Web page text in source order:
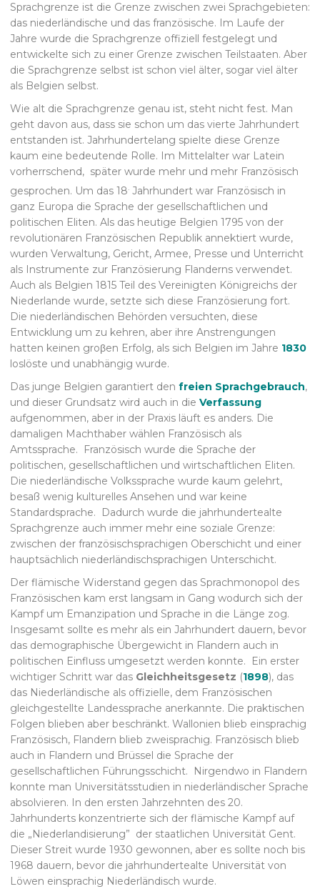
Sprachgrenze ist die Grenze zwischen zwei Sprachgebieten:
das niederländische und das französische. Im Laufe der
Jahre wurde die Sprachgrenze offiziell festgelegt und
entwickelte sich zu einer Grenze zwischen Teilstaaten. Aber
die Sprachgrenze selbst ist schon viel älter, sogar viel älter
als Belgien selbst.
Wie alt die Sprachgrenze genau ist, steht nicht fest. Man
geht davon aus, dass sie schon um das vierte Jahrhundert
entstanden ist. Jahrhundertelang spielte diese Grenze
kaum eine bedeutende Rolle. Im Mittelalter war Latein
vorherrschend, später wurde mehr und mehr Französisch
gesprochen. Um das 18.Jahrhundert war Französisch in
ganz Europa die Sprache der gesellschaftlichen und
politischen Eliten. Als das heutige Belgien 1795 von der
revolutionären Französischen Republik annektiert wurde,
wurden Verwaltung, Gericht, Armee, Presse und Unterricht
als Instrumente zur Französierung Flanderns verwendet.
Auch als Belgien 1815 Teil des Vereinigten Königreichs der
Niederlande wurde, setzte sich diese Französierung fort.
Die niederländischen Behörden versuchten, diese
Entwicklung um zu kehren, aber ihre Anstrengungen
hatten keinen groβen Erfolg, als sich Belgien im Jahre 1830
loslöste und unabhängig wurde.
Das junge Belgien garantiert den freien Sprachgebrauch,
und dieser Grundsatz wird auch in die Verfassung
aufgenommen, aber in der Praxis läuft es anders. Die
damaligen Machthaber wählen Französisch als
Amtssprache. Französisch wurde die Sprache der
politischen, gesellschaftlichen und wirtschaftlichen Eliten.
Die niederländische Volkssprache wurde kaum gelehrt,
besaß wenig kulturelles Ansehen und war keine
Standardsprache. Dadurch wurde die jahrhundertealte
Sprachgrenze auch immer mehr eine soziale Grenze:
zwischen der französischsprachigen Oberschicht und einer
hauptsächlich niederländischsprachigen Unterschicht.
Der flämische Widerstand gegen das Sprachmonopol des
Französischen kam erst langsam in Gang wodurch sich der
Kampf um Emanzipation und Sprache in die Länge zog.
Insgesamt sollte es mehr als ein Jahrhundert dauern, bevor
das demographische Übergewicht in Flandern auch in
politischen Einfluss umgesetzt werden konnte. Ein erster
wichtiger Schritt war das Gleichheitsgesetz (1898), das
das Niederländische als offizielle, dem Französischen
gleichgestellte Landessprache anerkannte. Die praktischen
Folgen blieben aber beschränkt. Wallonien blieb einsprachig
Französisch, Flandern blieb zweisprachig. Französisch blieb
auch in Flandern und Brüssel die Sprache der
gesellschaftlichen Führungsschicht. Nirgendwo in Flandern
konnte man Universitätsstudien in niederländischer Sprache
absolvieren. In den ersten Jahrzehnten des 20.
Jahrhunderts konzentrierte sich der flämische Kampf auf
die „Niederlandisierung” der staatlichen Universität Gent.
Dieser Streit wurde 1930 gewonnen, aber es sollte noch bis
1968 dauern, bevor die jahrhundertealte Universität von
Löwen einsprachig Niederländisch wurde.